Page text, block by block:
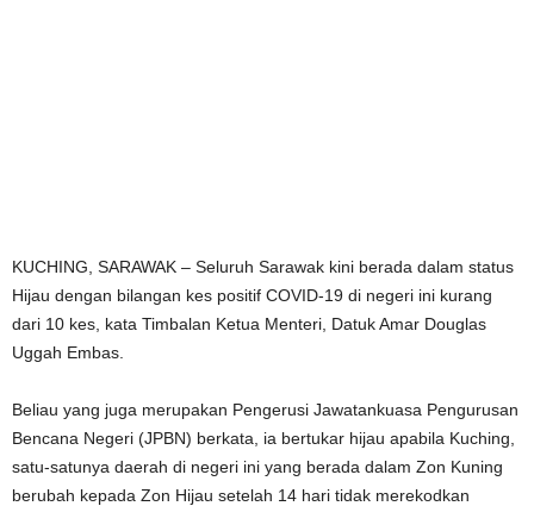
KUCHING, SARAWAK – Seluruh Sarawak kini berada dalam status
Hijau dengan bilangan kes positif COVID-19 di negeri ini kurang
dari 10 kes, kata Timbalan Ketua Menteri, Datuk Amar Douglas
Uggah Embas.
Beliau yang juga merupakan Pengerusi Jawatankuasa Pengurusan
Bencana Negeri (JPBN) berkata, ia bertukar hijau apabila Kuching,
satu-satunya daerah di negeri ini yang berada dalam Zon Kuning
berubah kepada Zon Hijau setelah 14 hari tidak merekodkan